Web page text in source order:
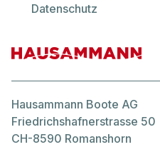
Hausammann Boote AG
Friedrichshafnerstrasse 50
CH-8590 Romanshorn
Datenschutz